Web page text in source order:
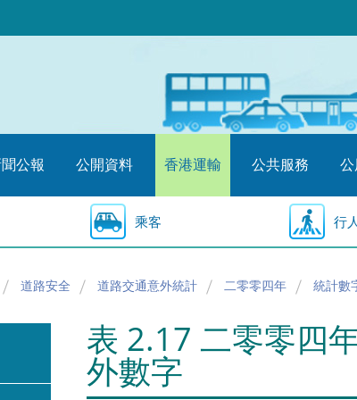
公報 公開資料 香港運輸 公共服務
乘客 行
道路安全 道路交通意外統計 二零零四年 統計數
表 2.17 二零零四
外數字